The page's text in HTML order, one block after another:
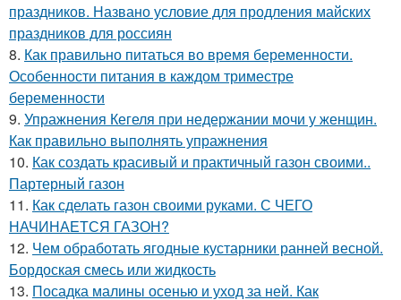
праздников. Названо условие для продления майских
праздников для россиян
8. Как правильно питаться во время беременности.
Особенности питания в каждом триместре
беременности
9. Упражнения Кегеля при недержании мочи у женщин.
Как правильно выполнять упражнения
10. Как создать красивый и практичный газон своими..
Партерный газон
11. Как сделать газон своими руками. С ЧЕГО
НАЧИНАЕТСЯ ГАЗОН?
12. Чем обработать ягодные кустарники ранней весной.
Бордоская смесь или жидкость
13. Посадка малины осенью и уход за ней. Как